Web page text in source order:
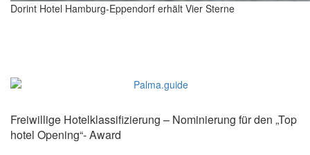
Dorint Hotel Hamburg-Eppendorf erhält Vier Sterne
Freiwillige Hotelklassifizierung – Nominierung für den „Top
hotel Opening“- Award